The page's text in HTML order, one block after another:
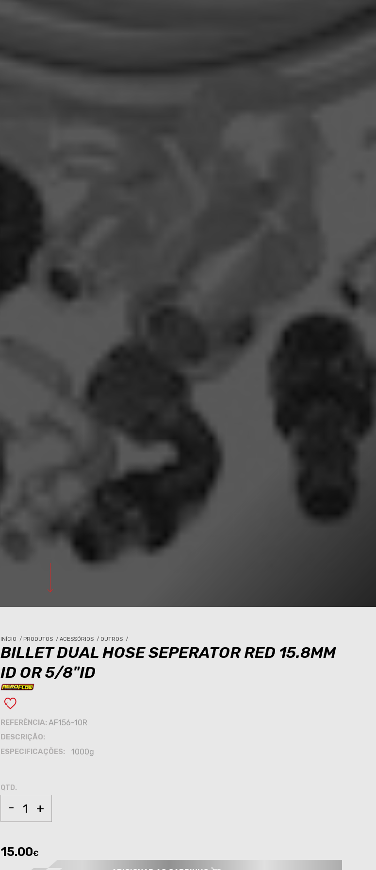
INÍCIO / PRODUTOS / ACESSÓRIOS / OUTROS /
BILLET DUAL HOSE SEPERATOR RED 15.8MM
ID OR 5/8"ID
REFERÊNCIA: AF156-10R
DESCRIÇÃO:
ESPECIFICAÇÕES:
1000g
QTD.
- +
15.00€